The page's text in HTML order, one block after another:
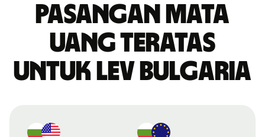
Pasangan mata
uang teratas
untuk lev Bulgaria